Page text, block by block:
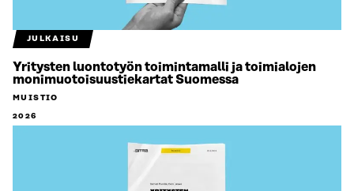
JULKAISU
Yritysten luontotyön toimintamalli ja toimialojen
monimuotoisuustiekartat Suomessa
MUISTIO
2026